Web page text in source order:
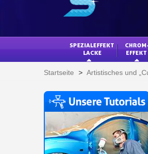
SPEZIALEFFEKT
LACKE
CHROM-
EFFEKT
Startseite > Artistisches und